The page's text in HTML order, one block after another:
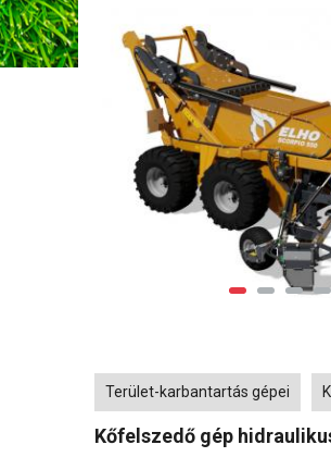
Tags
Terület-karbantartás gépei
Kőfelszedő gép